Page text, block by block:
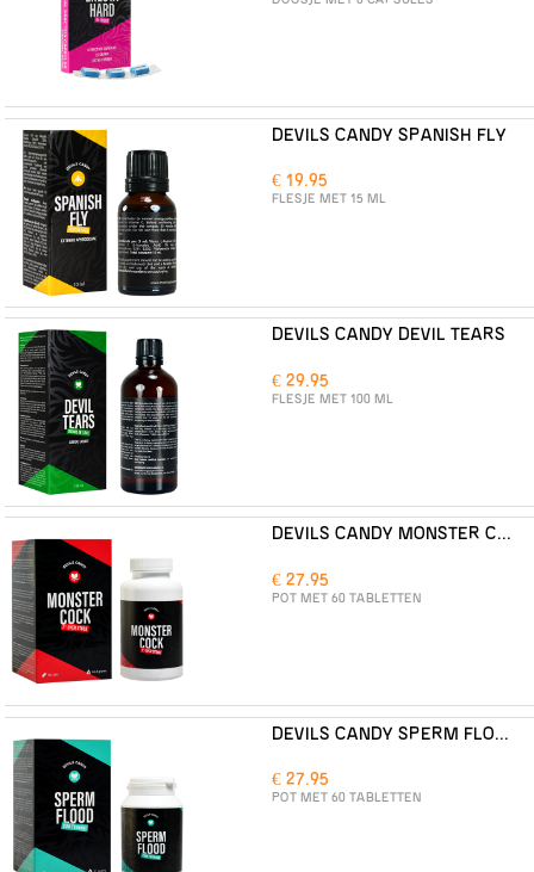
DEVILS CANDY SPANISH FLY
€ 19.95
FLESJE MET 15 ML
DEVILS CANDY DEVIL TEARS
€ 29.95
FLESJE MET 100 ML
DEVILS CANDY MONSTER COCK
€ 27.95
POT MET 60 TABLETTEN
DEVILS CANDY SPERM FLOOD
€ 27.95
POT MET 60 TABLETTEN